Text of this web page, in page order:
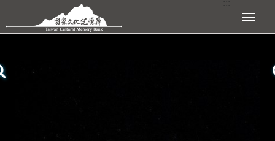
跳到主要內容區塊 展開選單
:::
查看